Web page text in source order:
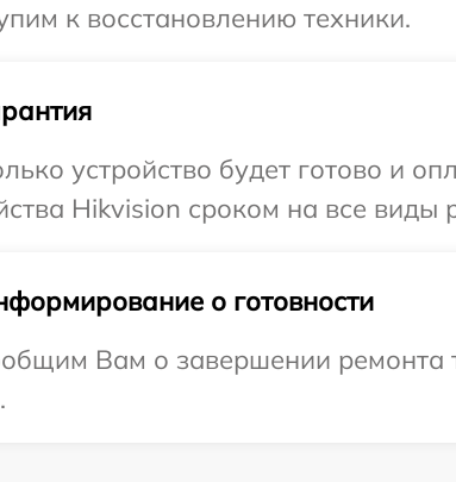
к восстановлению техники.
устройство будет готово и
Hikvision сроком на все виды
о готовности
Вам о завершении ремонта